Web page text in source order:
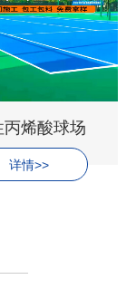
丙烯酸球场
详情>>